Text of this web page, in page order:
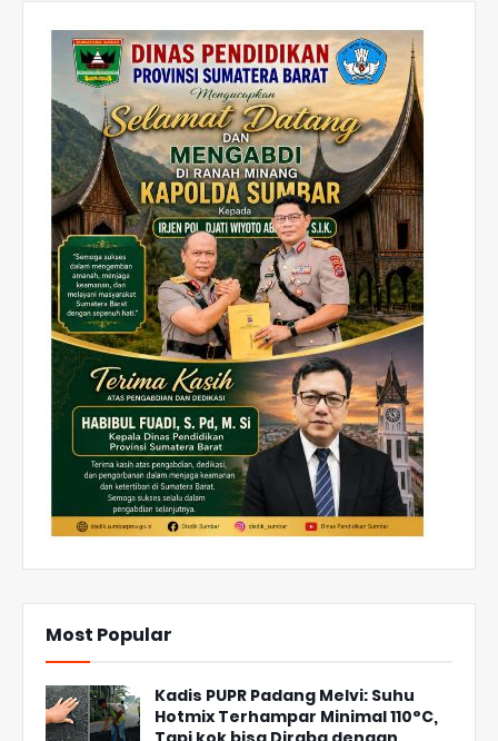
Most Popular
Kadis PUPR Padang Melvi: Suhu
Hotmix Terhampar Minimal 110°C,